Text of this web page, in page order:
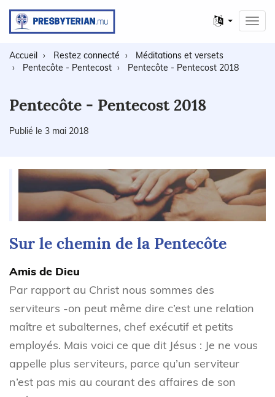
Autres
langues
Accueil Restez connecté
Méditations et versets
Pentecôte - Pentecost
Pentecôte - Pentecost 2018
Pentecôte - Pentecost 2018
Publié le 3 mai 2018
Sur le chemin de la Pentecôte
Amis de Dieu
Par rapport au Christ nous sommes des
serviteurs -on peut même dire c’est une relation
maître et subalternes, chef exécutif et petits
employés. Mais voici ce que dit Jésus : Je ne vous
appelle plus serviteurs, parce qu’un serviteur
n’est pas mis au courant des affaires de son